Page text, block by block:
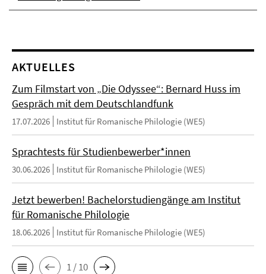
AKTUELLES
Zum Filmstart von „Die Odyssee“: Bernard Huss im
Gespräch mit dem Deutschlandfunk
17.07.2026 Institut für Romanische Philologie (WE5)
Sprachtests für Studienbewerber*innen
30.06.2026 Institut für Romanische Philologie (WE5)
Jetzt bewerben! Bachelorstudiengänge am Institut
für Romanische Philologie
18.06.2026 Institut für Romanische Philologie (WE5)
1 / 10